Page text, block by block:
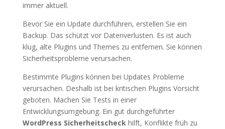
immer aktuell.
Bevor Sie ein Update durchführen, erstellen Sie ein
Backup. Das schützt vor Datenverlusten. Es ist auch
klug, alte Plugins und Themes zu entfernen. Sie können
Sicherheitsprobleme verursachen.
Bestimmte Plugins können bei Updates Probleme
verursachen. Deshalb ist bei kritischen Plugins Vorsicht
geboten. Machen Sie Tests in einer
Entwicklungsumgebung. Ein gut durchgeführter
WordPress Sicherheitscheckhilft, Konflikte früh zu